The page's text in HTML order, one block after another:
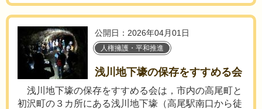
公開日：2026年04月01日
人権擁護・平和推進
浅川地下壕の保存をすすめる会
浅川地下壕の保存をすすめる会は，市内の高尾町と
初沢町の３カ所にある浅川地下壕（高尾駅南口から徒